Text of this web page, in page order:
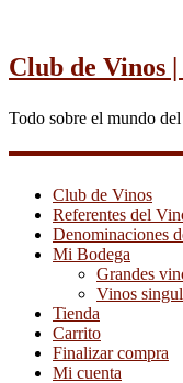
Club de Vinos
Todo sobre el mundo
Club de Vinos
Referentes del
Denominaciones
Mi Bodega
Grandes
Vinos
Tienda
Carrito
Finalizar compra
Mi cuenta